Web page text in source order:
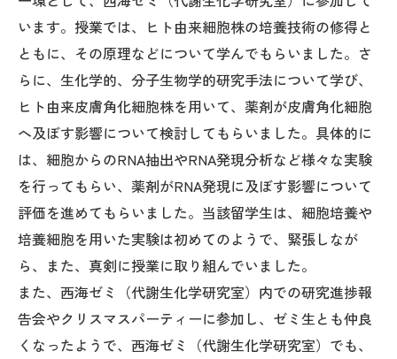
います。 授業では、ヒト由来細胞株の培養技術の修得と
ともに、 その原理などについて学んでもらいました。さ
らに、生化学的、分子生物学的研究手法について学び、
ヒト由来皮膚角化細胞株を用いて、薬剤が皮膚角化細胞
へ及ぼす影響について検討してもらいました。 具体的に
は、 細胞からのRNA抽出やRNA発現分析など様々な実験
を行ってもらい、 薬剤がRNA発現に及ぼす影響について
評価を進めてもらいました。 当該留学生は、細胞培養や
培養細胞を用いた実験は初めてのようで、 緊張しなが
ら、また、真剣に授業に取り組んでいました。
また、西海ゼミ（代謝生化学研究室）内での研究進捗報
告会やクリスマスパーティーに参加 し、 ゼミ生とも仲良
くなったようで、西海ゼミ（代謝生化学研究室）でも、